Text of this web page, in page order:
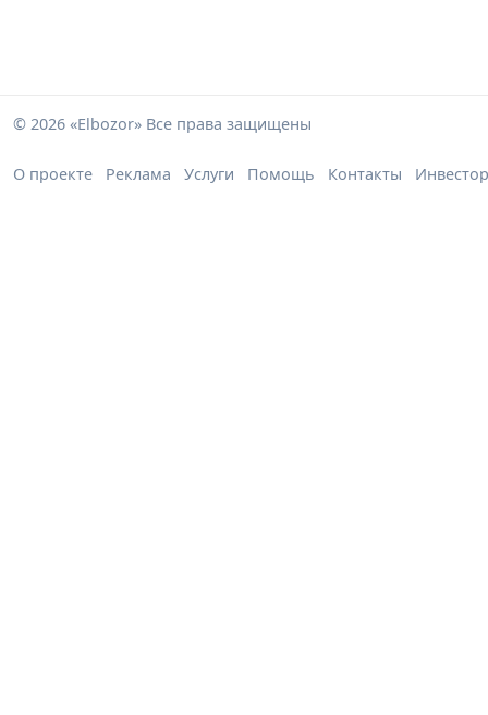
© 2026 «Elbozor» Все права защищены
О проекте Реклама Услуги Помощь Контакты